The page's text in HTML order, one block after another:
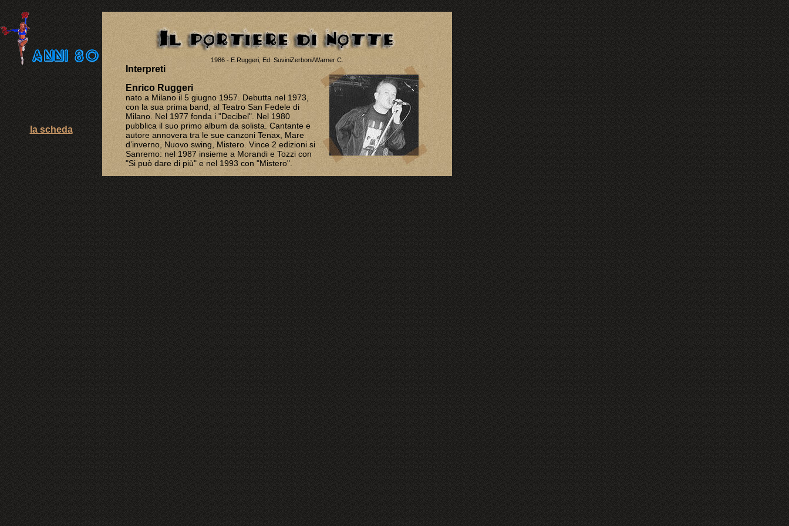
1986 - E.Ruggeri, Ed. SuviniZerboni/Warner C.
la scheda
Interpreti
Enrico Ruggeri
nato a Milano il 5 giugno 1957. Debutta nel 1973,
con la sua prima band, al Teatro San Fedele di
Milano. Nel 1977 fonda i "Decibel". Nel 1980
pubblica il suo primo album da solista. Cantante e
autore annovera tra le sue canzoni Tenax, Mare
d’inverno, Nuovo swing, Mistero. Vince 2 edizioni si
Sanremo: nel 1987 insieme a Morandi e Tozzi con
"Si può dare di più" e nel 1993 con "Mistero".